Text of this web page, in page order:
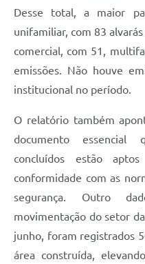
Desse total, a maior
unifamiliar, com 83
comercial, com 51,
emissões. Não houve
institucional no período.
O relatório também
documento
concluídos estão
conformidade com as
segurança. Outro
movimentação do setor
junho, foram registrados
área construída,